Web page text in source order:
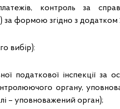
платежів, контроль за
за формою згідно з
вибір):
податкової інспекції за
органу,
– уповноважений орган);